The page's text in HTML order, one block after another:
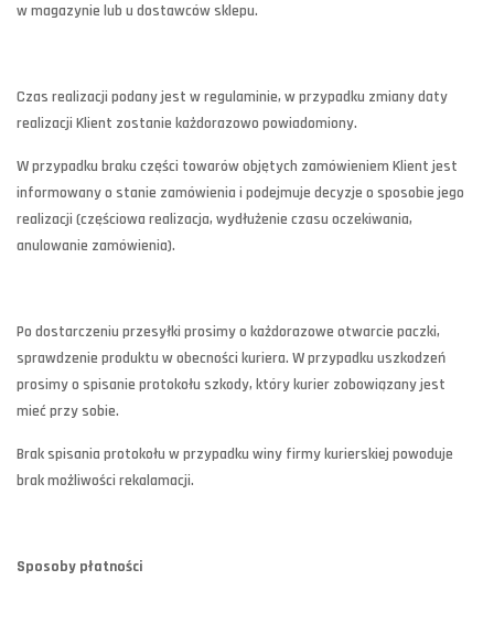
w magazynie lub u dostawców sklepu.
Czas realizacji podany jest w regulaminie, w przypadku zmiany daty
realizacji Klient zostanie każdorazowo powiadomiony.
W przypadku braku części towarów objętych zamówieniem Klient jest
informowany o stanie zamówienia i podejmuje decyzje o sposobie jego
realizacji (częściowa realizacja, wydłużenie czasu oczekiwania,
anulowanie zamówienia).
Po dostarczeniu przesyłki prosimy o każdorazowe otwarcie paczki,
sprawdzenie produktu w obecności kuriera. W przypadku uszkodzeń
prosimy o spisanie protokołu szkody, który kurier zobowiązany jest
mieć przy sobie.
Brak spisania protokołu w przypadku winy firmy kurierskiej powoduje
brak możliwości rekalamacji.
Sposoby płatności